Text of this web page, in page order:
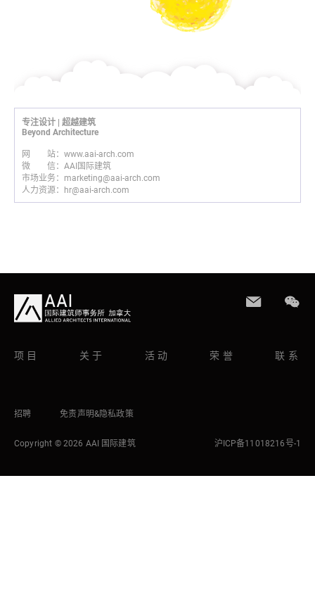
专注设计 | 超越建筑
Beyond Architecture
网 站：www.aai-arch.com
微 信：AAI国际建筑
市场业务：marketing@aai-arch.com
人力资源：hr@aai-arch.com
项目 关于 活动 荣誉 联系
招聘 免责声明&隐私政策
Copyright © 2026 AAI 国际建筑 沪ICP备11018216号-1